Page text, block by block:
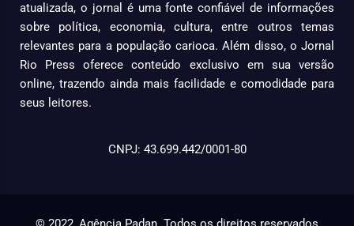
atualizada, o jornal é uma fonte confiável de informações
sobre política, economia, cultura, entre outros temas
relevantes para a população carioca. Além disso, o Jornal
Rio Press oferece conteúdo exclusivo em sua versão
online, trazendo ainda mais facilidade e comodidade para
seus leitores.
CNPJ: 43.699.442/0001-80